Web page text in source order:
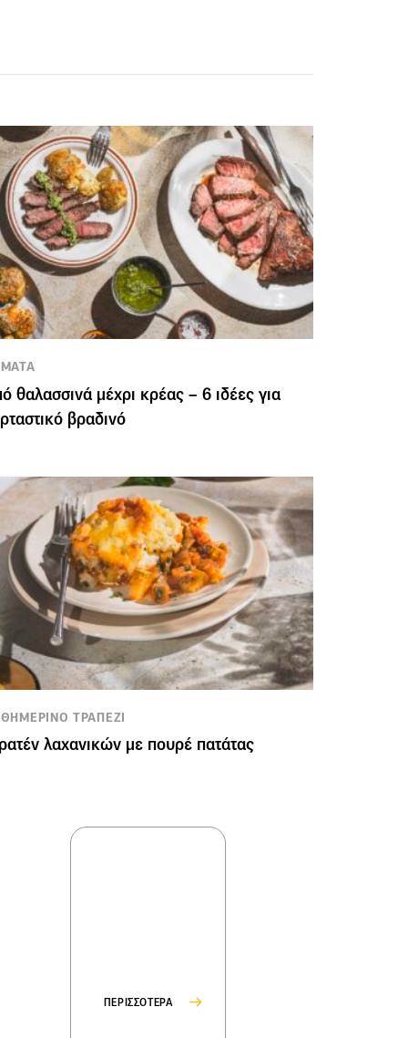
θαλασσινά μέχρι κρέας – 6 ιδέες για
βραδινό
ΤΡΑΠΕΖΙ
λαχανικών με πουρέ πατάτας
ΠΕΡΙΣΣΟΤΕΡΑ